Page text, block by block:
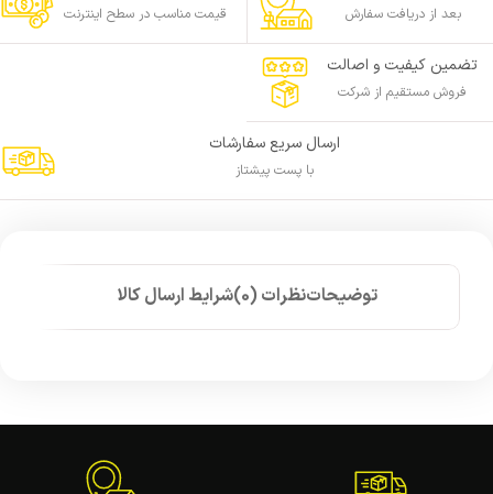
بعد از دریافت سفارش قیمت مناسب در سطح اینترنت
تضمین کیفیت و اصالت
فروش مستقیم از شرکت
ارسال سریع سفارشات
با پست پیشتاز
توضیحاتنظرات (0) شرایط ارسال کالا